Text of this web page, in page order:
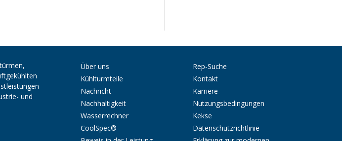
und
Über uns
Kühlturmteile
Nachricht
Nachhaltigkeit
Wasserrechner
CoolSpec®
Rep-Suche
Kontakt
Karriere
Nutzungsbedingungen
Kekse
Datenschutzrichtlinie